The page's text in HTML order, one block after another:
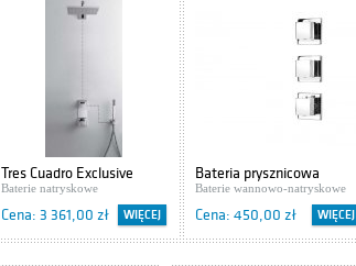
Tres Cuadro Exclusive
607175
Baterie natryskowe
Cena: 3 361,00 zł WIĘCEJ
Bateria prysznicowa
termostatyczna Deante
Cascada Multi-System
NAC 09AT
Baterie wannowo-natryskowe
Cena: 450,00 zł WIĘCEJ